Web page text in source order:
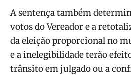
A sentença também
votos do Vereador e a
da eleição proporcional no
e a inelegibilidade terão
trânsito em julgado ou a